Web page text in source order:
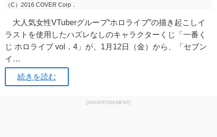
（C）2016 COVER Corp．
大人気女性VTuberグループ“ホロライブ”の描き起こしイ
ラストを使用したハズレなしのキャラクターくじ「一番く
じ ホロライブ vol．4」が、1月12日（金）から、「セブン
イ…
続きを読む
[ADVERTISEMENT]